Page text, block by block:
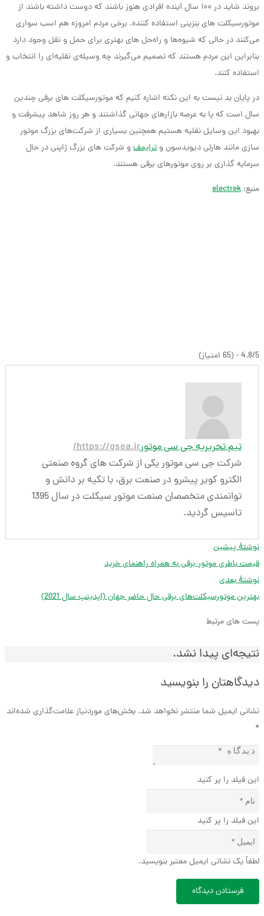
بروند شاید در ۱۰۰ سال آینده افرادی هنوز باشند که دوست داشته باشند از
موتورسیکلت های بنزینی استفاده کننده. برخی مردم امروزه هم اسب سواری
می‌کنند در حالی که شیوه‌ها و راه‌حل های بهتری برای حمل و نقل وجود دارد
بنابراین این مردم هستند که تصمیم می‌گیرند چه وسیله‌ی نقلیه‌ای را انتخاب و
استفاده کنند.
در پایان بد نیست به این نکته اشاره کنیم که موتورسیکلت های برقی چندین
سال است که پا به عرصه بازارهای جهانی گذاشتند و هر روز شاهد پیشرفت و
بهبود این وسایل نقلیه هستیم همچنین بسیاری از شرکت‌های بزرگ موتور
سازی مانند هارلی دیویدسون و ترایمف و شرکت های بزرگ ژاپنی در حال
سرمایه گذاری بر روی موتورهای برقی هستند.
منبع: electrek
4.8/5 - (65 امتیاز)
تیم تحریریه جی سی موتورhttps://gsea.ir/
شرکت جی سی موتور یکی از شرکت های گروه صنعتی
الکترو کویر پیشرو در صنعت برق، با تکیه بر دانش و
توانمندی متخصصان صنعت موتور سیکلت در سال 1395
تاسیس گردید.
نوشتهٔ پیشین
قیمت باطری موتور برقی به همراه راهنمای خرید
نوشتهٔ بعدی
بهترین موتورسیکلت‌‌های برقی حال حاضر جهان (آپدیتپ سال 2021)
پست های مرتبط
نتیجه‌ای پیدا نشد.
دیدگاهتان را بنویسید
نشانی ایمیل شما منتشر نخواهد شد. بخش‌های موردنیاز علامت‌گذاری شده‌اند
*
این فیلد را پر کنید
این فیلد را پر کنید
لطفاً یک نشانی ایمیل معتبر بنویسید.
فرستادن دیدگاه